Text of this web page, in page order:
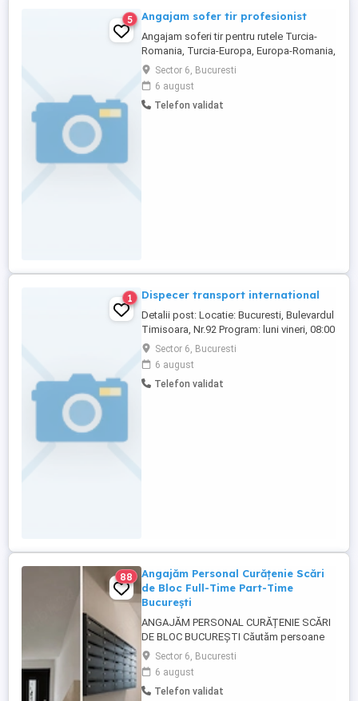
5 Angajam sofer tir profesionist
Angajam soferi tir pentru rutele Turcia-
Romania, Turcia-Europa, Europa-Romania,
Europa - Turcia. Cerinte : Permis de
conducere categoria C+E(TIR). Atestat
profesional de Marfa si Card tahografic.
Fara antecedente penale si antecedente
Sector 6, Bucuresti
6 august
Telefon validat
1 Dispecer transport international
Detalii post: Locatie: Bucuresti, Bulevardul
Timisoara, Nr.92 Program: luni vineri, 08:00
17:00 Disponibilitate: imediata Posturi
disponibile: 2 Ce asteptam de la tine:
Experienta anterioara in dispecerat
planificare transport logistica obligatoriu;
Sector 6, Bucuresti
6 august
Telefon validat
88
Angajăm Personal Curățenie Scări
de Bloc Full-Time Part-Time
București
ANGAJĂM PERSONAL CURĂȚENIE SCĂRI
DE BLOC BUCUREȘTI Căutăm persoane
serioase și responsabile pentru activități
de curățenie în scări de bloc, cu sau fără
predarea gunoiului. Oferim: Program full-
time sau part-time; Program de lucru
Sector 6, Bucuresti
6 august
Telefon validat